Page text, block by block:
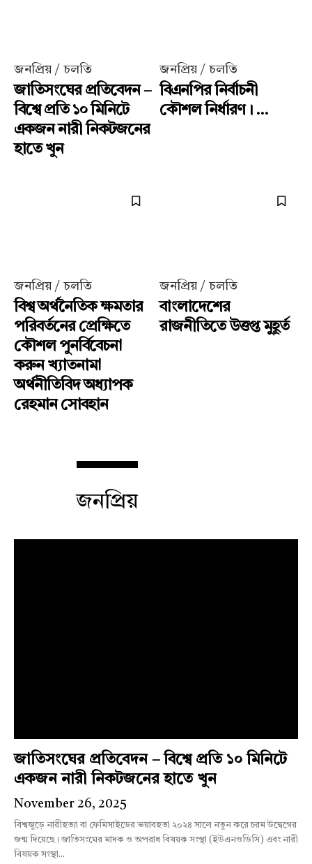
জনপ্রিয় / চলতি
জাতিসংঘের প্রতিবেদন –
বিশ্বে প্রতি ১০ মিনিটে
একজন নারী নিকটজনের
হাতে খুন
জনপ্রিয় / চলতি
বিএনপির নির্বাচনী
কৌশল নির্ধারণ। ...
জনপ্রিয় / চলতি
বিশ্ব অর্থনৈতিক ক্ষমতার
পরিবর্তনের প্রেক্ষিতে
কৌশল পুনর্বিবেচনা
করুন খ্যাতনামা
অর্থনীতিবিদ অধ্যাপক
রেহমান সোবহান
জনপ্রিয় / চলতি
বাংলাদেশের
রাজনীতিতে উত্তপ্ত মুহূর্ত
জনপ্রিয়
জাতিসংঘের প্রতিবেদন – বিশ্বে প্রতি ১০ মিনিটে
একজন নারী নিকটজনের হাতে খুন
November 26, 2025
বিশ্বজুড়ে নারীহত্যা বা ফেমিসাইডের ভয়াবহতা ২০২৪ সালে নতুন করে চরম উদ্বেগের
জন্ম দিয়েছে। জাতিসংঘের মাদক ও অপরাধ বিষয়ক সংস্থা (ইউএনওডিসি) এবং নারী
বিষয়ক সংস্থা...